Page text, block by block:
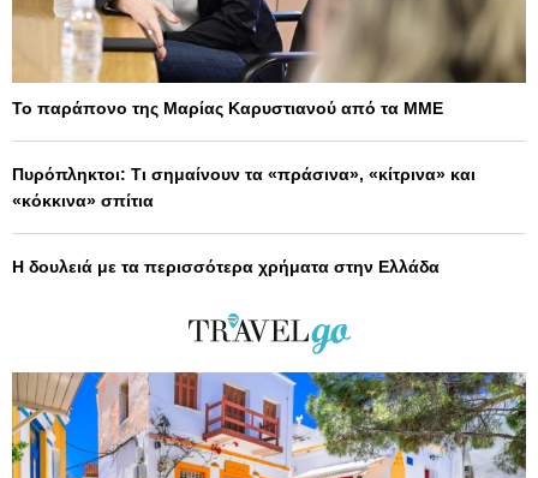
Το παράπονο της Μαρίας Καρυστιανού από τα ΜΜΕ
Πυρόπληκτοι: Τι σημαίνουν τα «πράσινα», «κίτρινα» και
«κόκκινα» σπίτια
Η δουλειά με τα περισσότερα χρήματα στην Ελλάδα